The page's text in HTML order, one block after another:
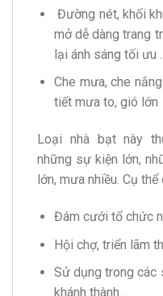
Đường nét, khối
mở dễ dàng trang
lại ánh sáng tối ưu .
Che mưa, che
tiết mưa to, gió lớn
Loại nhà bạt này
những sự kiện lớn,
lớn, mưa nhiều. Cụ
Đám cưới tổ chức
Hội chợ, triển lãm
Sử dụng trong các
khánh thành…